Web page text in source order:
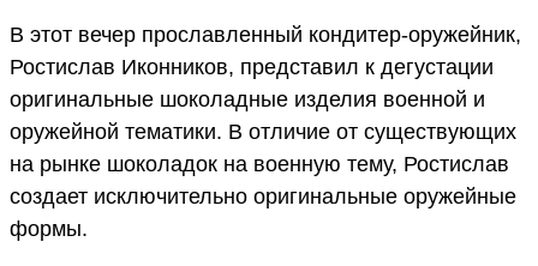
В этот вечер прославленный кондитер-оружейник,
Ростислав Иконников, представил к дегустации
оригинальные шоколадные изделия военной и
оружейной тематики. В отличие от существующих
на рынке шоколадок на военную тему, Ростислав
создает исключительно оригинальные оружейные
формы.